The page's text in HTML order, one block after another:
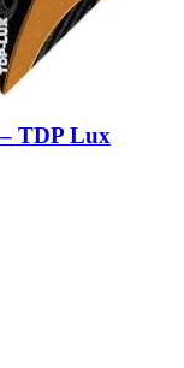
TDP Lux